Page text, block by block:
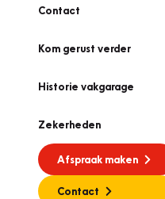
Contact
Kom gerust verder
Historie vakgarage
Zekerheden
Afspraak maken
Contact